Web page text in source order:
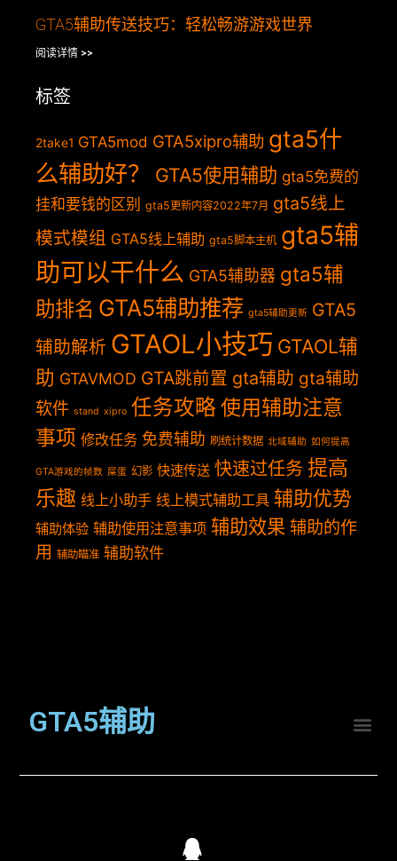
GTA5辅助传送技巧：轻松畅游游戏世界
阅读详情 >>
标签
2take1 GTA5mod GTA5xipro辅助 gta5什
么辅助好？
GTA5使用辅助 gta5免费的
挂和要钱的区别
gta5更新内容2022年7月 gta5线上
模式模组 GTA5线上辅助 gta5脚本主机 gta5辅
助可以干什么 GTA5辅助器 gta5辅
助排名 GTA5辅助推荐 gta5辅助更新 GTA5
辅助解析 GTAOL小技巧 GTAOL辅
助 GTAVMOD GTA跳前置 gta辅助 gta辅助
软件 stand xipro 任务攻略 使用辅助注意
事项 修改任务 免费辅助 刷统计数据 北域辅助 如何提高
GTA游戏的帧数 屎蛋 幻影 快速传送 快速过任务 提高
乐趣 线上小助手 线上模式辅助工具 辅助优势
辅助体验 辅助使用注意事项 辅助效果 辅助的作
用 辅助瞄准 辅助软件
GTA5辅助